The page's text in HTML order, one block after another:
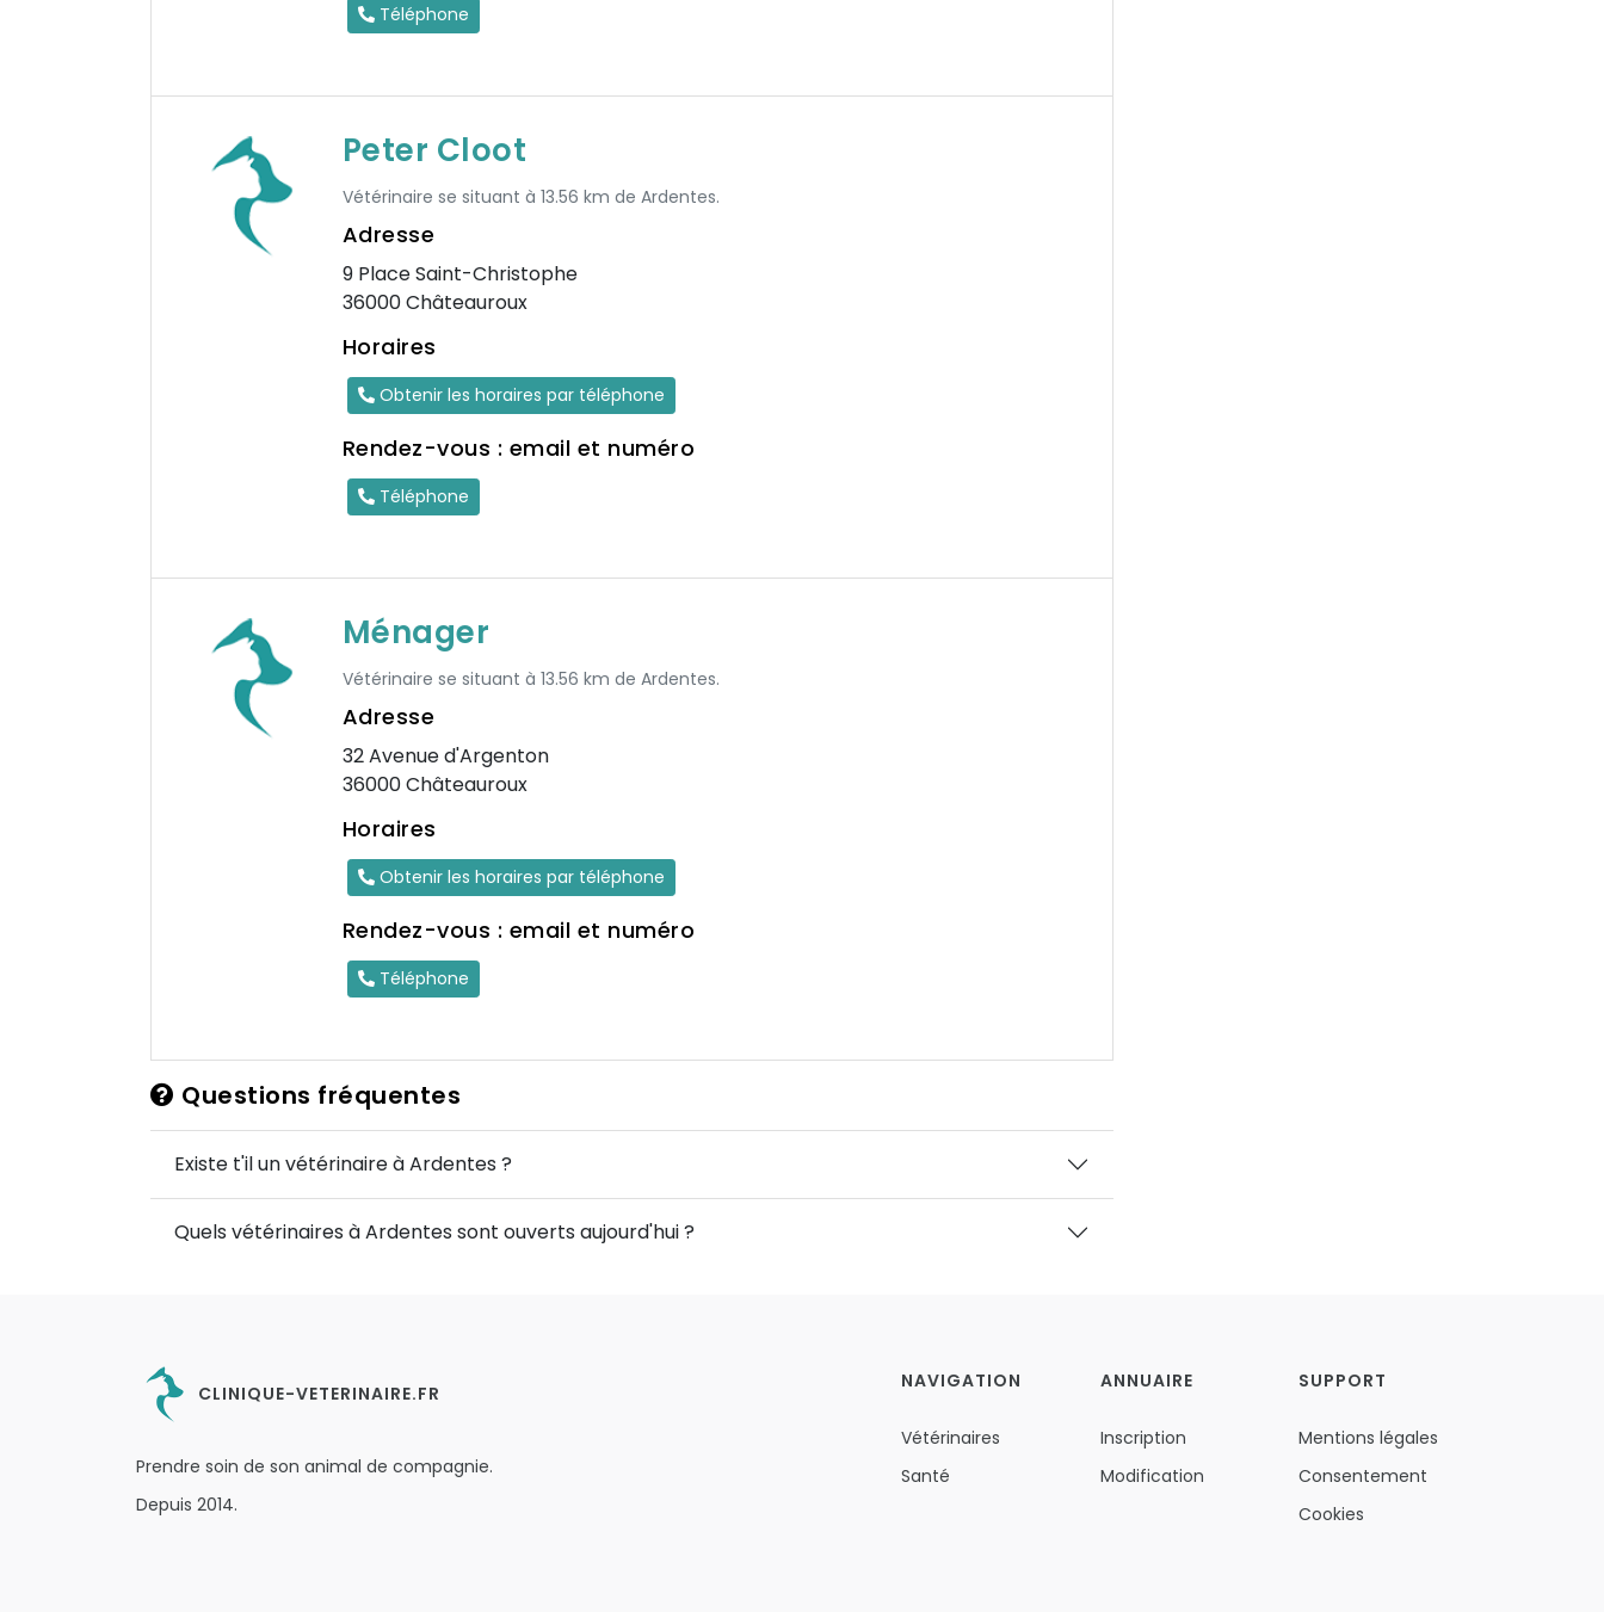
Téléphone
Peter Cloot
Vétérinaire se situant à 13.56 km de Ardentes.
Adresse
9 Place Saint-Christophe
36000 Châteauroux
Horaires
Obtenir les horaires par téléphone
Rendez-vous : email et numéro
Téléphone
Ménager
Vétérinaire se situant à 13.56 km de Ardentes.
Adresse
32 Avenue d'Argenton
36000 Châteauroux
Horaires
Obtenir les horaires par téléphone
Rendez-vous : email et numéro
Téléphone
Questions fréquentes
Existe t'il un vétérinaire à Ardentes ?
Quels vétérinaires à Ardentes sont ouverts aujourd'hui ?
CLINIQUE-VETERINAIRE.FR
Prendre soin de son animal de compagnie.
Depuis 2014.
NAVIGATION
Vétérinaires
Santé
ANNUAIRE
Inscription
Modification
SUPPORT
Mentions légales
Consentement
Cookies